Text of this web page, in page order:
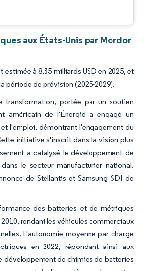
aux États-Unis par Mordor
à 8,35 milliards USD en 2025, et
période de prévision (2025-2029).
transformation, portée par un soutien
américain de l'Énergie a engagé un
l'emploi, démontrant l'engagement du
initiative s'inscrit dans la vision plus
a catalysé le développement de
le secteur manufacturier national.
de Stellantis et Samsung SDI de
des batteries et de métriques
rendant les véhicules commerciaux
L'autonomie moyenne par charge
en 2022, répondant ainsi aux
développement de chimies de batteries